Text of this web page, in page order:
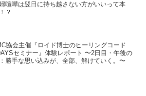
喧嘩は翌日に持ち越さない方がいいって本
？
協会主催『ロイド博士のヒーリングコード
セミナー』体験レポート 〜2日目・午後の
勝手な思い込みが、全部、解けていく。〜